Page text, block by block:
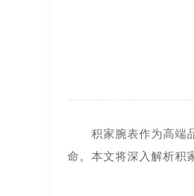
上海市徐
积家腕表作为高端品
命。本文将深入解析积